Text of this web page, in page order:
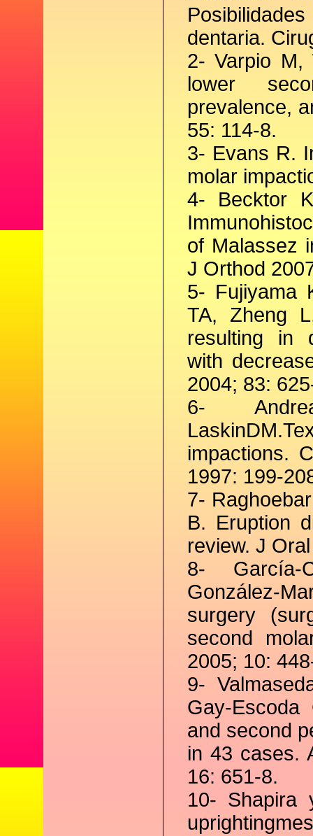
dentaria.
2- Varpio M,
lower
prevalence,
55: 114-8.
3- Evans R.
molar
4- Becktor
of Malassez
J Orthod
5- Fujiyama
TA, Zheng
resulting in
with
2004; 83:
6-
impactions.
1997: 199-
7-
B. Eruption
review. J
8- García-
González-
surgery
second
2005; 10:
9-
Gay-
and second
in 43 cases.
16: 651-8.
10- Shapira